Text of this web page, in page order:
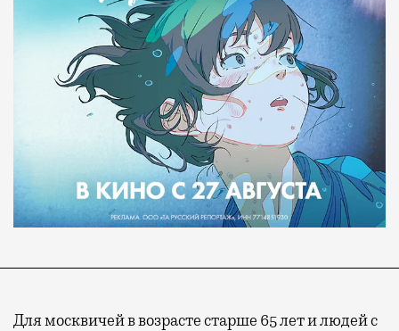
Для москвичей в возрасте старше 65 лет и людей с